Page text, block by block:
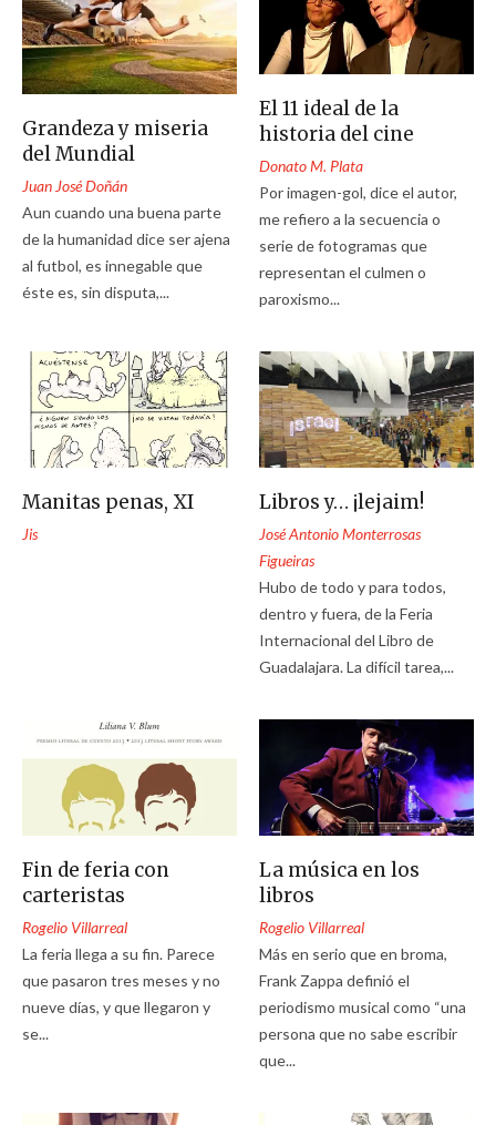
Grandeza y miseria
del Mundial
Juan José Doñán
Aun cuando una buena parte
de la humanidad dice ser ajena
al futbol, es innegable que
éste es, sin disputa,...
El 11 ideal de la
historia del cine
Donato M. Plata
Por imagen-gol, dice el autor,
me refiero a la secuencia o
serie de fotogramas que
representan el culmen o
paroxismo...
Manitas penas, XI
Jis
Libros y… ¡lejaim!
José Antonio Monterrosas
Figueiras
Hubo de todo y para todos,
dentro y fuera, de la Feria
Internacional del Libro de
Guadalajara. La difícil tarea,...
Fin de feria con
carteristas
Rogelio Villarreal
La feria llega a su fin. Parece
que pasaron tres meses y no
nueve días, y que llegaron y
se...
La música en los
libros
Rogelio Villarreal
Más en serio que en broma,
Frank Zappa definió el
periodismo musical como “una
persona que no sabe escribir
que...